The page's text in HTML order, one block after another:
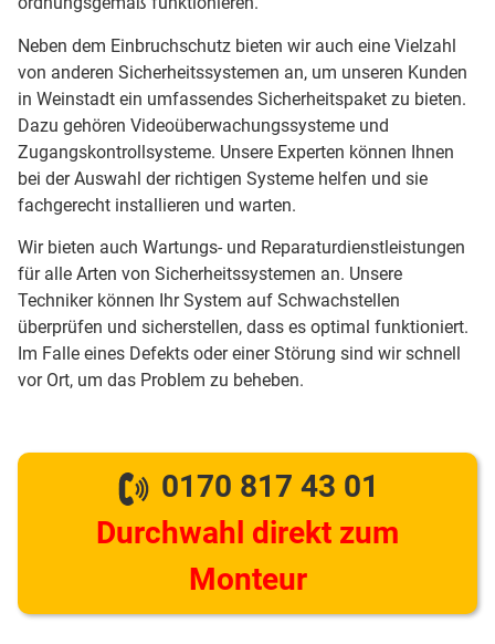
Neben dem Einbruchschutz bieten wir auch eine Vielzahl
von anderen Sicherheitssystemen an, um unseren Kunden
in Weinstadt ein umfassendes Sicherheitspaket zu bieten.
Dazu gehören Videoüberwachungssysteme und
Zugangskontrollsysteme. Unsere Experten können Ihnen
bei der Auswahl der richtigen Systeme helfen und sie
fachgerecht installieren und warten.
Wir bieten auch Wartungs- und Reparaturdienstleistungen
für alle Arten von Sicherheitssystemen an. Unsere
Techniker können Ihr System auf Schwachstellen
überprüfen und sicherstellen, dass es optimal funktioniert.
Im Falle eines Defekts oder einer Störung sind wir schnell
vor Ort, um das Problem zu beheben.
0170 817 43 01
Durchwahl direkt zum
Monteur